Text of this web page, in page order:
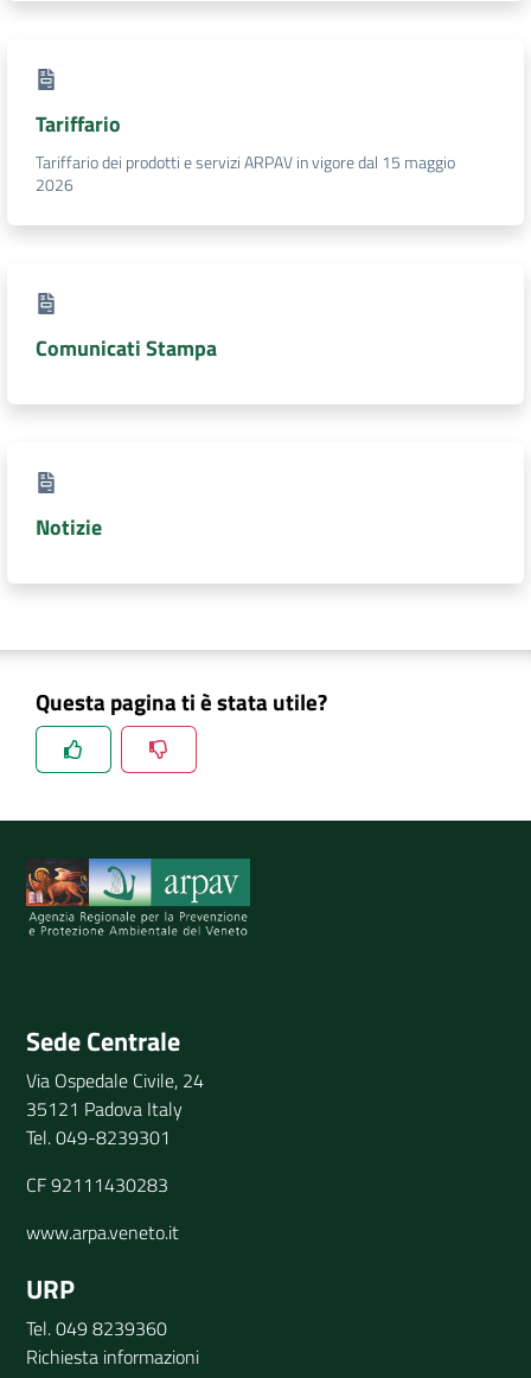
Tariffario
Tariffario dei prodotti e servizi ARPAV in vigore dal 15 maggio
2026
Comunicati Stampa
Notizie
Questa pagina ti è stata utile?
Spiegaci perchè, e aiutaci a migliorare il servizio
Sede Centrale
Via Ospedale Civile, 24
35121 Padova Italy
Tel. 049-8239301
CF 92111430283
www.arpa.veneto.it
URP
Tel. 049 8239360
Richiesta informazioni